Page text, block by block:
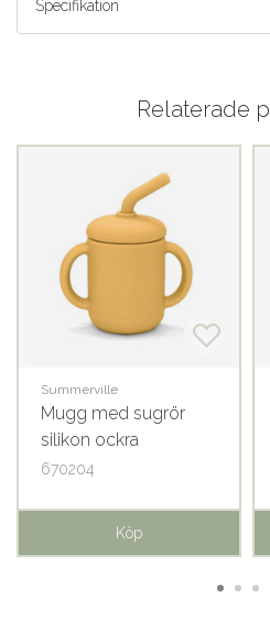
Specifikation
Relaterade
Summerville
Mugg med sugrör
silikon ockra
670204
Köp